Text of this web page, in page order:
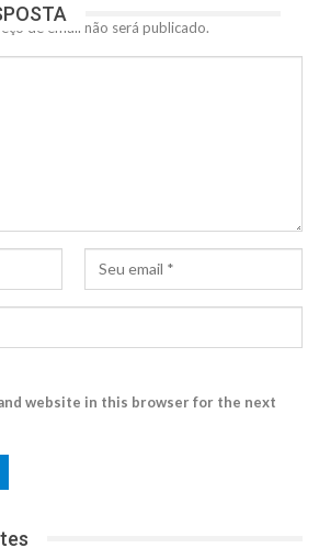
de email não será publicado.
and website in this browser for the next